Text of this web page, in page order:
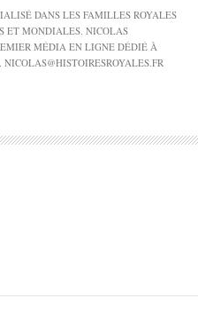
DANS LES FAMILLES ROYALES
ET MONDIALES. NICOLAS
MÉDIA EN LIGNE DÉDIÉ À